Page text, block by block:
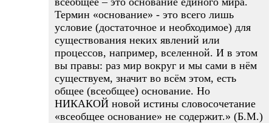
Термин «основание» - это всего лишь
условие (достаточное и необходимое) для
существования неких явлений или
процессов, например, вселенной. И в этом
вы правы: раз мир вокруг и мы сами в нём
существуем, значит во всём этом, есть
общее (всеобщее) основание. Но
НИКАКОЙ новой истины словосочетание
«всеобщее основание» не содержит.» (Б.М.)